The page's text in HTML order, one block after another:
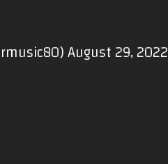
August 29, 2022